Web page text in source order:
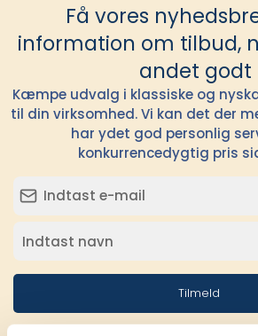
Få vores
information om tilbud,
andet godt
Kæmpe udvalg i klassiske og
til din virksomhed. Vi kan det der
har ydet god personlig
konkurrencedygtig pris
Tilmeld